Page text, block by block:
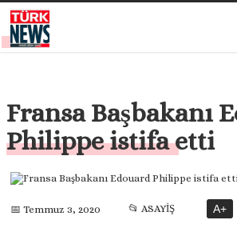
Fransa Başbakanı
Philippe istifa etti
📅 Temmuz 3, 2020 📂 ASAYİŞ A+